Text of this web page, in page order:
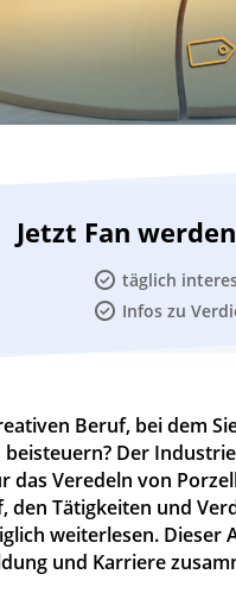
Jetzt Fan
täglich
Infos zu
Beruf, bei dem
Der
Veredeln von
den Tätigkeiten und
weiterlesen. Dieser
und Karriere